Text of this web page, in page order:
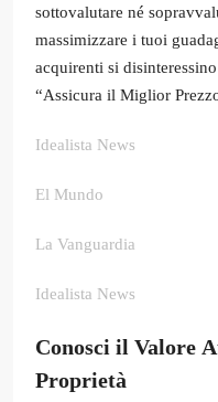
sottovalutare né
massimizzare i tuoi
acquirenti si
“Assicura il Miglior
Idealista News
El Mundo
La Vanguardia
Idealista News
Conosci il Valore
Proprietà